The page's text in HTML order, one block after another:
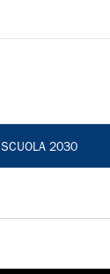
SCUOLA 2030